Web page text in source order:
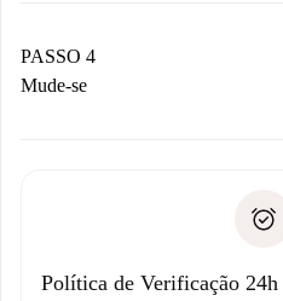
proprietário.
Se recusada: não
Débito direto bancário
PASSO 4
Mude-se
não comunicar nenhum
Política de Verificação 24h